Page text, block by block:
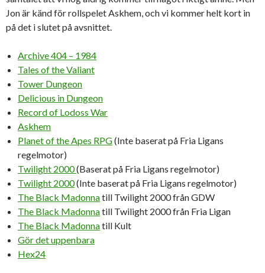
Jon är känd för rollspelet Askhem, och vi kommer helt kort in
på det i slutet på avsnittet.
Archive 404 – 1984
Tales of the Valiant
Tower Dungeon
Delicious in Dungeon
Record of Lodoss War
Askhem
Planet of the Apes RPG(Inte baserat på Fria Ligans
regelmotor)
Twilight 2000(Baserat på Fria Ligans regelmotor)
Twilight 2000(Inte baserat på Fria Ligans regelmotor)
The Black Madonnatill Twilight 2000 från GDW
The Black Madonnatill Twilight 2000 från Fria Ligan
The Black Madonnatill Kult
Gör det uppenbara
Hex24